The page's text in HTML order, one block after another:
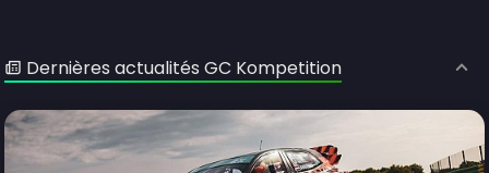
Dernières actualités GC Kompetition